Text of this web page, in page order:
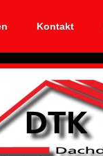
Kontakt